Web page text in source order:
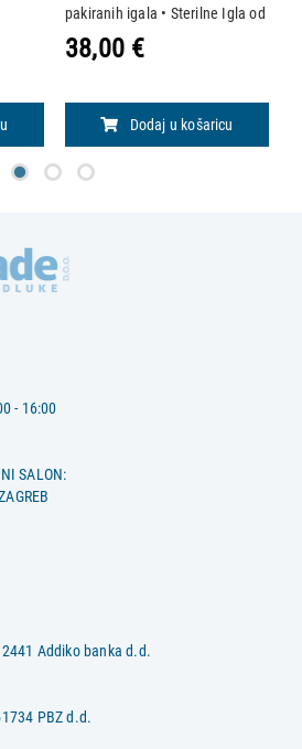
pakiranih igala • Sterilne Igla od
nehrđajućeg čelika AISI 304.
Sterilizirane etilen oksidom.
38,00 €
Dodaj u košaricu
- 16:00
SALON:
Addiko banka d.d.
PBZ d.d.